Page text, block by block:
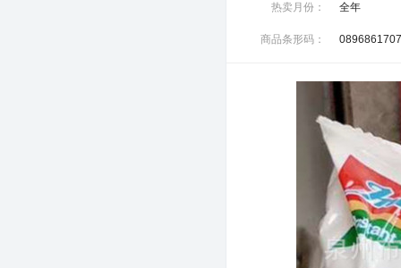
热卖月份： 全年
商品条形码：